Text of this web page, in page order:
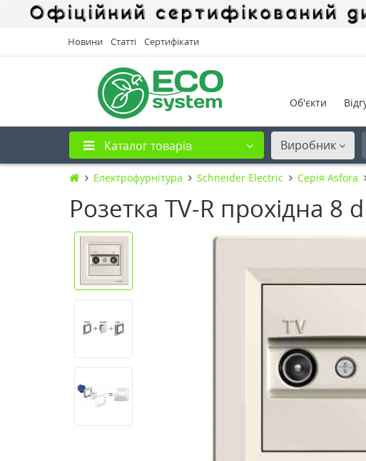
Новини Статті Сертифікати
Об'єкти
Каталог товарів Виробник
Електрофурнітура Schneider Electric Cерія Asfora
Розетка TV-R прохідна 8